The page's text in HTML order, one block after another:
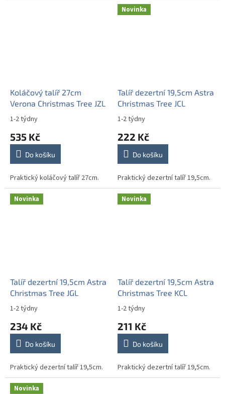
Koláčový talíř 27cm
Verona Christmas Tree JZL
1-2 týdny
535 Kč
Do košíku
Praktický koláčový talíř 27cm.
Novinka
Talíř dezertní 19,5cm Astra
Christmas Tree JCL
1-2 týdny
222 Kč
Do košíku
Praktický dezertní talíř 19,5cm.
Novinka
Talíř dezertní 19,5cm Astra
Christmas Tree JGL
1-2 týdny
234 Kč
Do košíku
Praktický dezertní talíř 19,5cm.
Novinka
Talíř dezertní 19,5cm Astra
Christmas Tree KCL
1-2 týdny
211 Kč
Do košíku
Praktický dezertní talíř 19,5cm.
Novinka